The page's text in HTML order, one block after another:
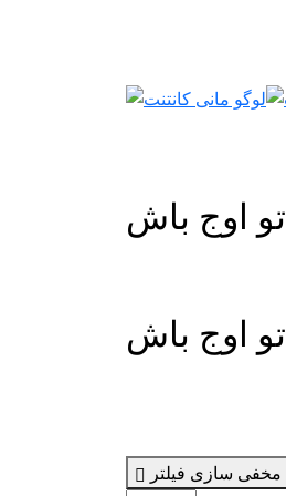
تو اوج باش
تو اوج باش
مخفی سازی فیلتر